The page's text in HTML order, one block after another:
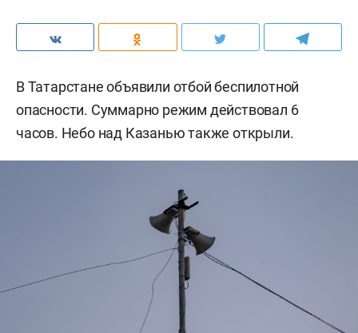
В Татарстане объявили отбой беспилотной
опасности. Суммарно режим действовал 6
часов. Небо над Казанью также открыли.